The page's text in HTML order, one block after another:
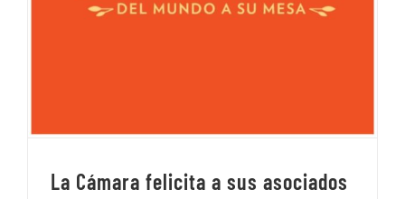
La Cámara felicita a sus asociados